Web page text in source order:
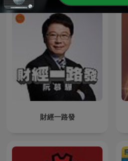
財經一路發